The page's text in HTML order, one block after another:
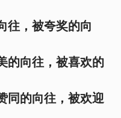
往，被夸奖的向
的向往，被喜欢的
同的向往，被欢迎